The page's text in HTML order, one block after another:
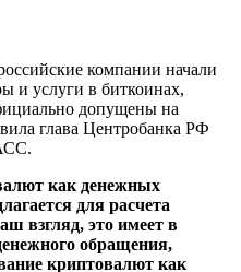
компании начали
и услуги в биткоинах,
допущены на
глава Центробанка РФ
как денежных
для расчета
взгляд, это имеет в
обращения,
криптовалют как